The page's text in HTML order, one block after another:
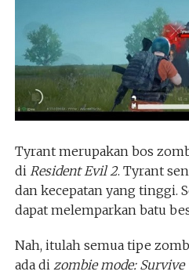
Tyrant merupakan bos
di Resident Evil 2. Tyrant
dan kecepatan yang tinggi.
dapat melemparkan batu
Nah, itulah semua tipe
ada di zombie mode: